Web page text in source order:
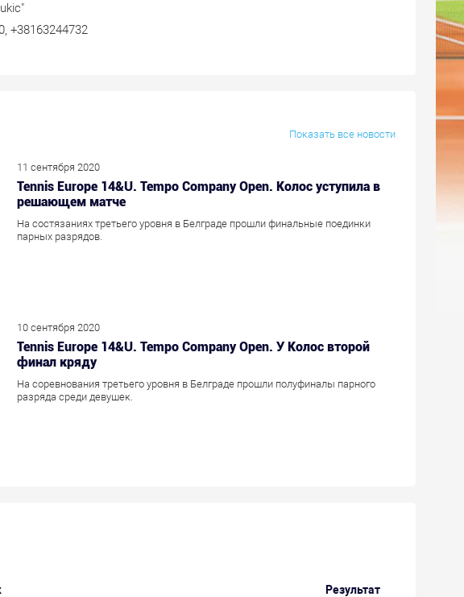
+38163244732
Показать все новости
11 сентября 2020
Tennis Europe 14&U. Tempo Company Open. Колос уступила в
решающем матче
На состязаниях третьего уровня в Белграде прошли финальные поединки
парных разрядов.
10 сентября 2020
Tennis Europe 14&U. Tempo Company Open. У Колос второй
финал кряду
На соревнования третьего уровня в Белграде прошли полуфиналы парного
разряда среди девушек.
Результат